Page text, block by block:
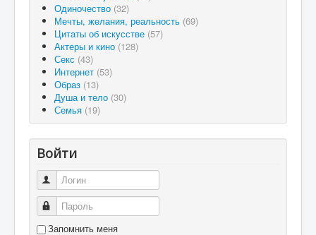
Одиночество (32)
Мечты, желания, реальность (69)
Цитаты об искусстве (57)
Актеры и кино (128)
Секс (43)
Интернет (53)
Образ (13)
Душа и тело (30)
Семья (19)
Войти
Логин
Пароль
Запомнить меня